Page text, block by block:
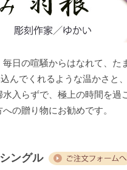
日の喧騒からはなれて、
んでくれるような温かさと
入らずで、極上の時間を
の贈り物にお勧めです。
ングル